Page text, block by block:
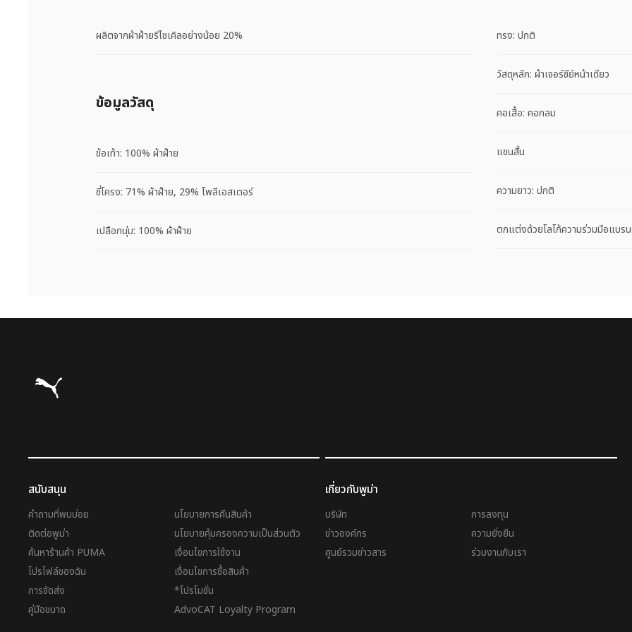
ผลิตจากผ้าฝ้ายรีไซเคิลอย่างน้อย 20% ทรง: ปกติ
วัสดุหลัก: ผ้าเจอร์ซีย์หน้าเดียว
คอเสื้อ: คอกลม
แขนสั้น
ความยาว: ปกติ
ตกแต่งด้วยโลโก้ความร่วมมือแบร
ข้อมูลวัสดุ
ข้อเท้า: 100% ผ้าฝ้าย
ซี่โครง: 71% ผ้าฝ้าย, 29% โพลีเอสเตอร์
เปลือกนุ่ม: 100% ผ้าฝ้าย
Puma โฮม
สนับสนุน
คำถามที่พบบ่อย
ติดต่อพูม่า
ค้นหาร้านค้า PUMA
โปรไฟล์ของฉัน
การจัดส่ง
คู่มือขนาด
นโยบายการคืนสินค้า
นโยบายคุ้มครองความเป็นส่วนตัว
เงื่อนไขการใช้งาน
เงื่อนไขการซื้อสินค้า
*โปรโมชั่น
AdvoCAT Loyalty Program
เกี่ยวกับพูม่า
บริษัท
ข่าวองค์กร
ศูนย์รวมข่าวสาร
การลงทุน
ความยั่งยืน
ร่วมงานกับเรา